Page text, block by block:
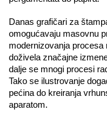
Danas grafičari za
omogućavaju masovnu
modernizovanja procesa
doživela značajne
dalje se mnogi procesi
Tako se ilustrovanje
pećina do kreiranja
aparatom.